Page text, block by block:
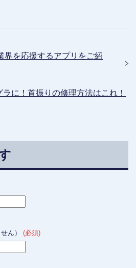
界を応援するアプリをご紹
に！首振りの修理方法はこれ！
ん） (必須)